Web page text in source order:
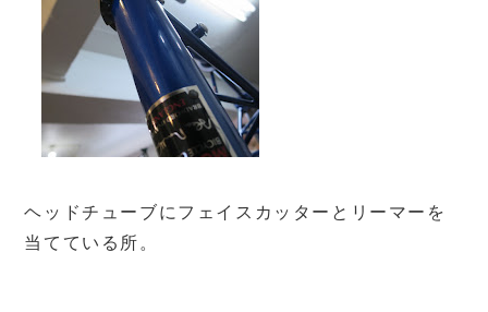
ヘッドチューブにフェイスカッターとリーマーを
当てている所。